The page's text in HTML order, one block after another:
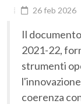
26 feb 2026
Il
2021-22,
strumenti
coerenza